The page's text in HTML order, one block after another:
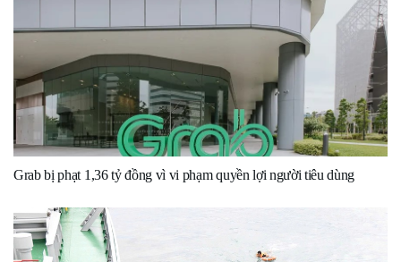
Grab bị phạt 1,36 tỷ đồng vì vi phạm quyền lợi người tiêu dùng